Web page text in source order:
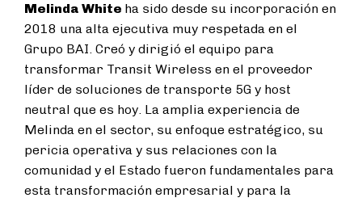
Melinda White ha sido desde su incorporación en
2018 una alta ejecutiva muy respetada en el
Grupo BAI. Creó y dirigió el equipo para
transformar Transit Wireless en el proveedor
líder de soluciones de transporte 5G y host
neutral que es hoy. La amplia experiencia de
Melinda en el sector, su enfoque estratégico, su
pericia operativa y sus relaciones con la
comunidad y el Estado fueron fundamentales para
esta transformación empresarial y para la